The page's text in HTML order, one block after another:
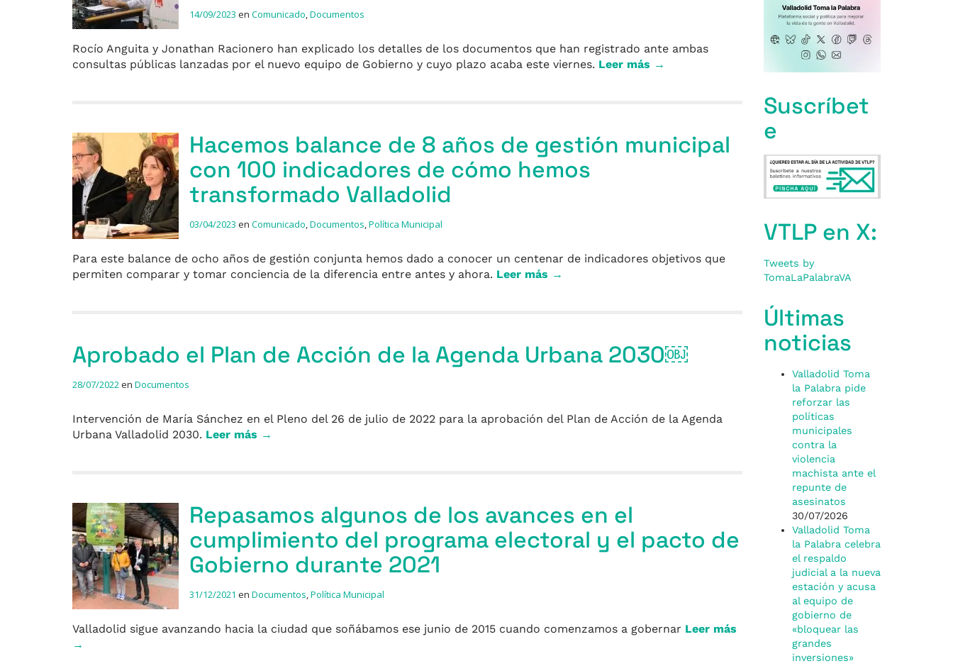
14/09/2023 en Comunicado,Documentos
Rocío Anguita y Jonathan Racionero han explicado los detalles de los documentos que han registrado ante ambas
consultas públicas lanzadas por el nuevo equipo de Gobierno y cuyo plazo acaba este viernes. Leer más →
Hacemos balance de 8 años de gestión municipal
con 100 indicadores de cómo hemos
transformado Valladolid
03/04/2023 en Comunicado,Documentos,Política Municipal
Para este balance de ocho años de gestión conjunta hemos dado a conocer un centenar de indicadores objetivos que
permiten comparar y tomar conciencia de la diferencia entre antes y ahora. Leer más →
Aprobado el Plan de Acción de la Agenda Urbana 2030￼
28/07/2022en Documentos
Intervención de María Sánchez en el Pleno del 26 de julio de 2022 para la aprobación del Plan de Acción de la Agenda
Urbana Valladolid 2030. Leer más →
Repasamos algunos de los avances en el
cumplimiento del programa electoral y el pacto de
Gobierno durante 2021
31/12/2021 en Documentos,Política Municipal
Valladolid sigue avanzando hacia la ciudad que soñábamos ese junio de 2015 cuando comenzamos a gobernar Leer más
→
Suscríbet
e
VTLP en X:
Tweets by
TomaLaPalabraVA
Últimas
noticias
Valladolid Toma
la Palabra pide
reforzar las
políticas
municipales
contra la
violencia
machista ante el
repunte de
asesinatos
30/07/2026
Valladolid Toma
la Palabra celebra
el respaldo
judicial a la nueva
estación y acusa
al equipo de
gobierno de
«bloquear las
grandes
inversiones»